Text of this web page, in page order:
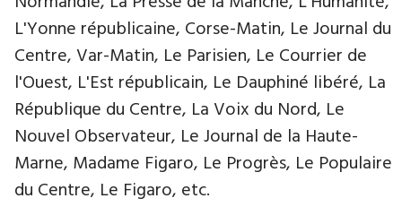
L'Yonne républicaine, Corse-Matin, Le Journal du
Centre, Var-Matin, Le Parisien, Le Courrier de
l'Ouest, L'Est républicain, Le Dauphiné libéré, La
République du Centre, La Voix du Nord, Le
Nouvel Observateur, Le Journal de la Haute-
Marne, Madame Figaro, Le Progrès, Le Populaire
du Centre, Le Figaro, etc.